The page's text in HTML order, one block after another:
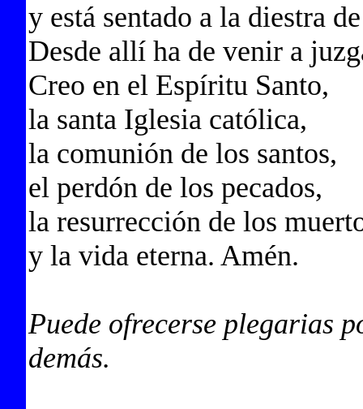
y está sentado a la diestra
Desde allí ha de venir a
Creo en el Espíritu Santo,
la santa Iglesia católica,
la comunión de los santos,
el perdón de los pecados,
la resurrección de los
y la vida eterna. Amén.
Puede ofrecerse plegarias
demás.